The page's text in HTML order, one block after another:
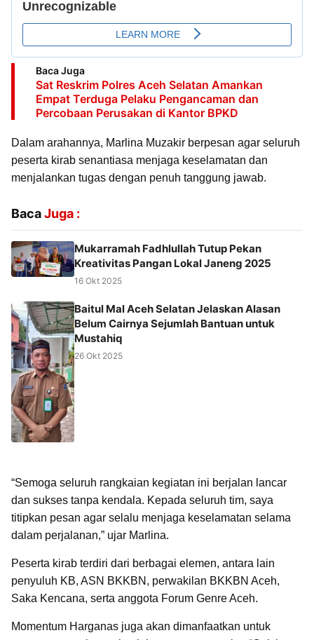
Baca Juga
Sat Reskrim Polres Aceh Selatan Amankan
Empat Terduga Pelaku Pengancaman dan
Percobaan Perusakan di Kantor BPKD
Dalam arahannya, Marlina Muzakir berpesan agar seluruh
peserta kirab senantiasa menjaga keselamatan dan
menjalankan tugas dengan penuh tanggung jawab.
BacaJuga :
Mukarramah Fadhlullah Tutup Pekan
Kreativitas Pangan Lokal Janeng 2025
16 Okt 2025
Baitul Mal Aceh Selatan Jelaskan Alasan
Belum Cairnya Sejumlah Bantuan untuk
Mustahiq
26 Okt 2025
“Semoga seluruh rangkaian kegiatan ini berjalan lancar
dan sukses tanpa kendala. Kepada seluruh tim, saya
titipkan pesan agar selalu menjaga keselamatan selama
dalam perjalanan,” ujar Marlina.
Peserta kirab terdiri dari berbagai elemen, antara lain
penyuluh KB, ASN BKKBN, perwakilan BKKBN Aceh,
Saka Kencana, serta anggota Forum Genre Aceh.
Momentum Harganas juga akan dimanfaatkan untuk